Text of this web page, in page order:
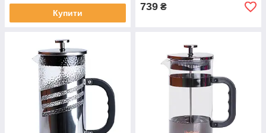
Купити
739 ₴